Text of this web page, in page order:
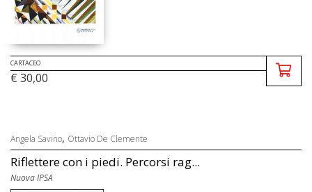
CARTACEO
€ 30,00
Angela Savino, Ottavio De Clemente
Riflettere con i piedi. Percorsi rag...
Nuova IPSA